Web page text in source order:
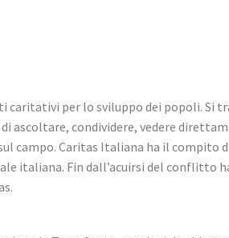
caritativi per lo sviluppo dei popoli.
ascoltare, condividere, vedere
campo. Caritas Italiana ha il compito
italiana. Fin dall’acuirsi del conflitto